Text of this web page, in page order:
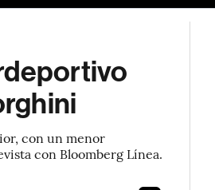
con un menor
con Bloomberg Línea.